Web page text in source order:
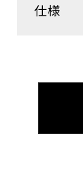
LUMIS
仕様